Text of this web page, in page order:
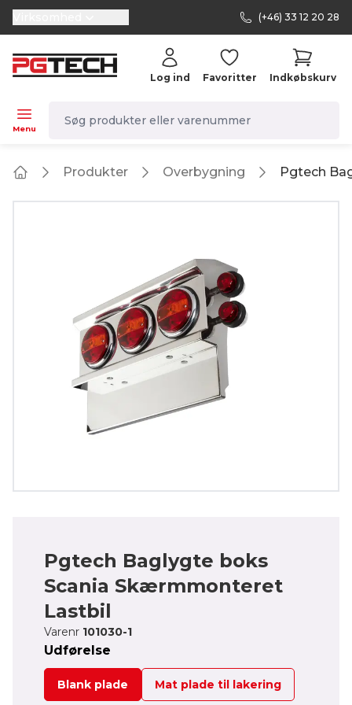
selector.vat
(+46) 33 12 20 28
Menu
Log ind Favoritter Indkøbskurv
Produkter Overbygning Pgtech
Pgtech Baglygte boks
Scania Skærmmonteret
Lastbil
Varenr 101030-1
Udførelse
Blank plade Mat plade til lakering